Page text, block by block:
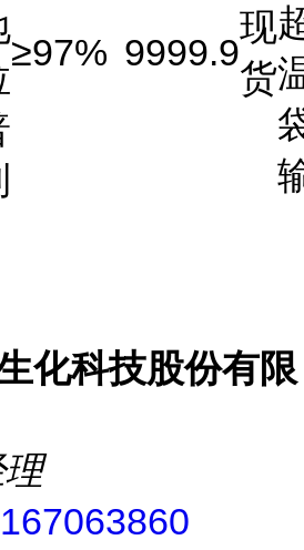
≥97% 9999.9
现
货
化科技股份有限